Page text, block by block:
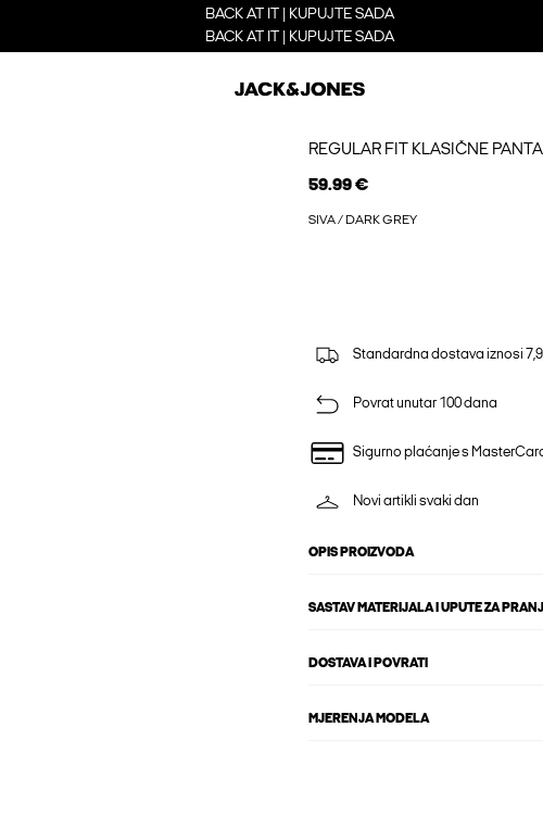
BACK AT IT | KUPUJTE SADA
BACK AT IT | KUPUJTE SADA
REGULAR FIT KLASIČNE
59.99 €
SIVA / DARK GREY
Standardna dostava iznosi
Povrat unutar 100 dana
Sigurno plaćanje s
Novi artikli svaki dan
OPIS PROIZVODA
SASTAV MATERIJALA I UPUTE ZA
DOSTAVA I POVRATI
MJERENJA MODELA